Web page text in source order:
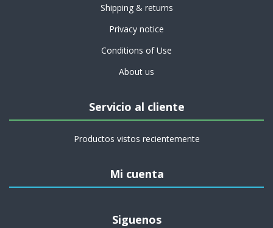
Shipping & returns
Privacy notice
Conditions of Use
About us
Servicio al cliente
Productos vistos recientemente
Mi cuenta
Siguenos